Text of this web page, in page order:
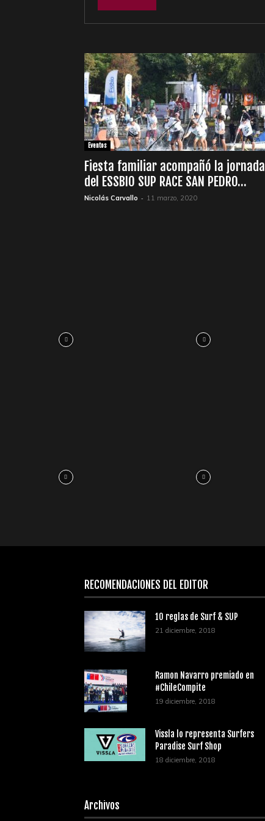
&
Surf
Report
Eventos
Fiesta familiar acompañó la jornada
del ESSBIO SUP RACE SAN PEDRO...
Nicolás Carvallo - 11 marzo, 2020
RECOMENDACIONES DEL EDITOR
10 reglas de Surf & SUP
21 diciembre, 2018
Ramon Navarro premiado en
#ChileCompite
19 diciembre, 2018
Vissla lo representa Surfers
Paradise Surf Shop
18 diciembre, 2018
Archivos